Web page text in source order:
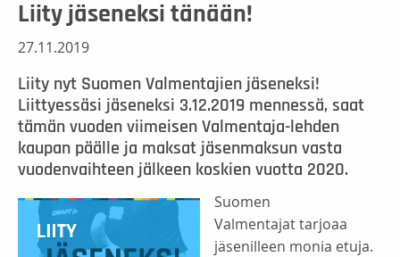
Liity jäseneksi tänään!
27.11.2019
Liity nyt Suomen Valmentajien jäseneksi!
Liittyessäsi jäseneksi 3.12.2019 mennessä, saat
tämän vuoden viimeisen Valmentaja-lehden
kaupan päälle ja maksat jäsenmaksun vasta
vuodenvaihteen jälkeen koskien vuotta 2020.
Suomen
Valmentajat tarjoaa
jäsenilleen monia etuja.